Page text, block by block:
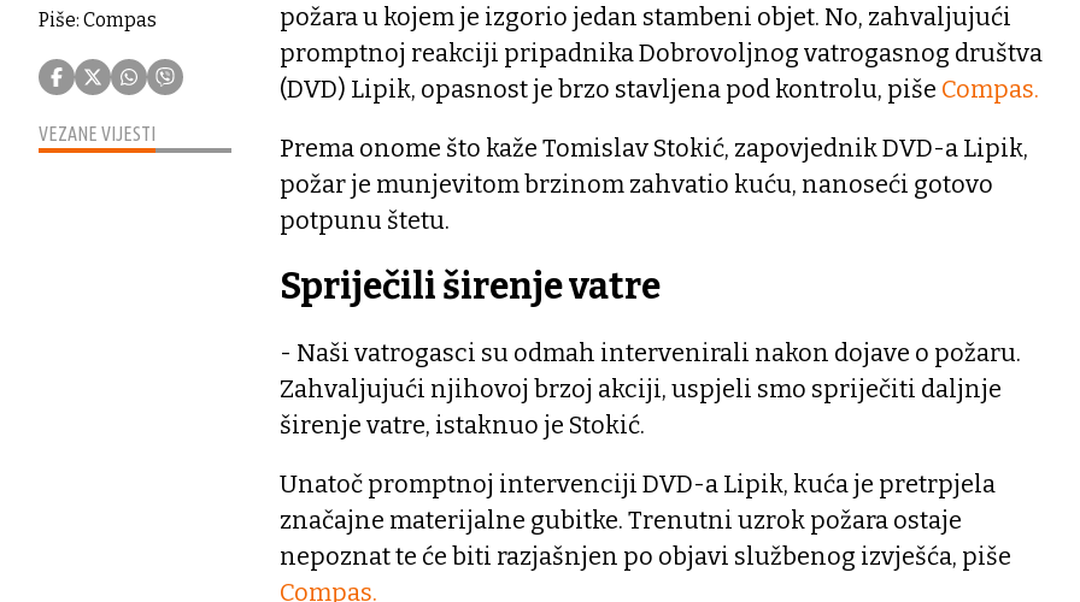
Piše: Compas
VEZANE VIJESTI
požara u kojem je izgorio jedan stambeni objet. No, zahvaljujući
promptnoj reakciji pripadnika Dobrovoljnog vatrogasnog društva
(DVD) Lipik, opasnost je brzo stavljena pod kontrolu, piše Compas.
Prema onome što kaže Tomislav Stokić, zapovjednik DVD-a Lipik,
požar je munjevitom brzinom zahvatio kuću, nanoseći gotovo
potpunu štetu.
Spriječili širenje vatre
- Naši vatrogasci su odmah intervenirali nakon dojave o požaru.
Zahvaljujući njihovoj brzoj akciji, uspjeli smo spriječiti daljnje
širenje vatre, istaknuo je Stokić.
Unatoč promptnoj intervenciji DVD-a Lipik, kuća je pretrpjela
značajne materijalne gubitke. Trenutni uzrok požara ostaje
nepoznat te će biti razjašnjen po objavi službenog izvješća, piše
Compas.